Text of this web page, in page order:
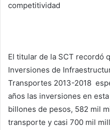
competitividad
El titular de la SCT recordó
Inversiones de
Transportes 2013-2018
años las inversiones en
billones de pesos, 582 mil
transporte y casi 700 mil